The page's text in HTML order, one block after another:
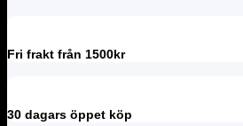
Fri frakt från 1500kr
30 dagars öppet köp